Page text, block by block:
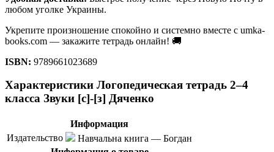
любом уголке Украины.
Укрепите произношение спокойно и системно вместе с umka-
books.com — закажите тетрадь онлайн! 🚚
ISBN: 9789661023689
Характеристики Логопедическая тетрадь 2–4
класса Звуки [с]-[з] Дяченко
Информация
Издательство
Навчальна книга — Богдан